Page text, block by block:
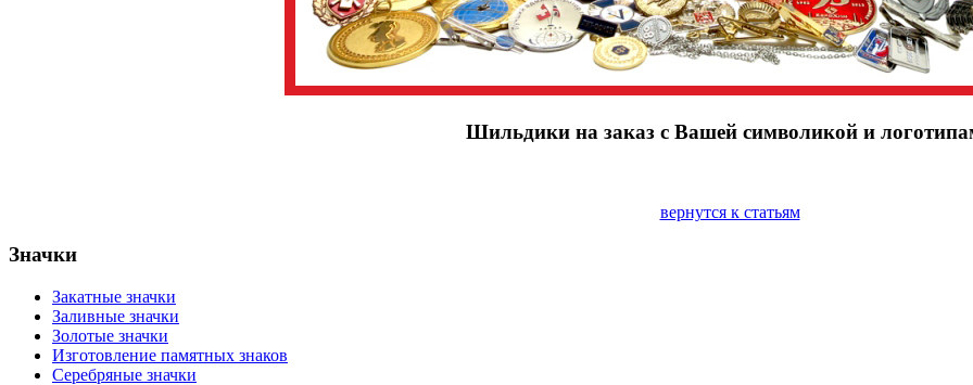
Шильдики на заказ с Вашей символикой и
вернутся к статьям
Значки
Закатные значки
Заливные значки
Золотые значки
Изготовление памятных знаков
Серебряные значки